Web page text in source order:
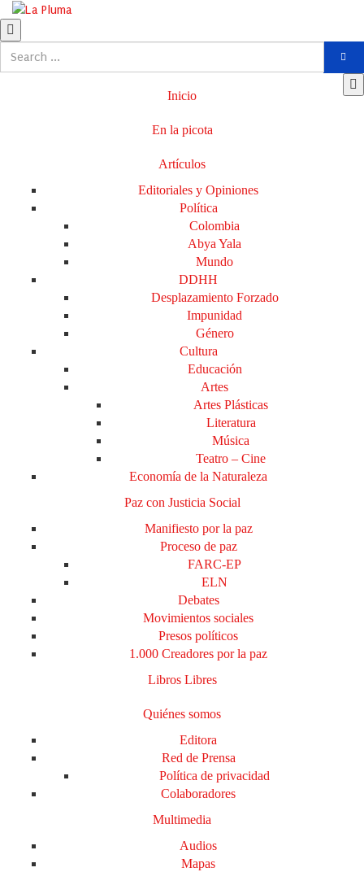
Inicio
En la picota
Artículos
Editoriales y Opiniones
Política
Colombia
Abya Yala
Mundo
DDHH
Desplazamiento Forzado
Impunidad
Género
Cultura
Educación
Artes
Artes Plásticas
Literatura
Música
Teatro – Cine
Economía de la Naturaleza
Paz con Justicia Social
Manifiesto por la paz
Proceso de paz
FARC-EP
ELN
Debates
Movimientos sociales
Presos políticos
1.000 Creadores por la paz
Libros Libres
Quiénes somos
Editora
Red de Prensa
Política de privacidad
Colaboradores
Multimedia
Audios
Mapas